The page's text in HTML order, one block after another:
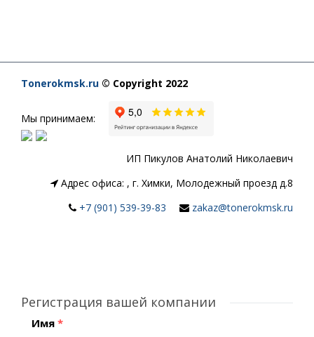
Tonerokmsk.ru © Copyright 2022
Мы принимаем:
ИП Пикулов Анатолий Николаевич
Адрес офиса: , г. Химки, Молодежный проезд д.8
+7 (901) 539-39-83
zakaz@tonerokmsk.ru
Регистрация вашей компании
Имя *